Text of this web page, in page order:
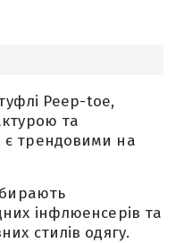
Peep-toe,
та
трендовими на
інфлюенсерів та
стилів одягу.